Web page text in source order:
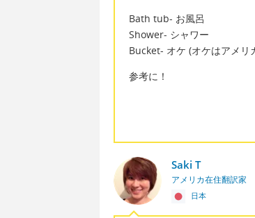
Bath tub- お風呂
Shower- シャワー
Bucket- オケ (オケはアメリ
参考に！
Saki T
アメリカ在住翻訳家
日本